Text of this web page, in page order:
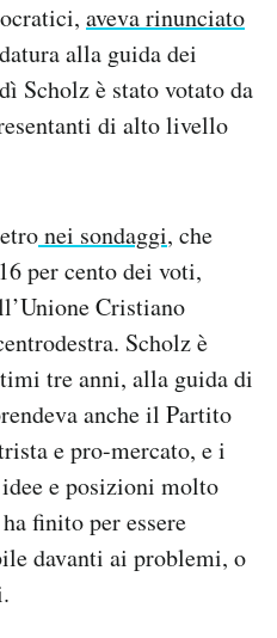
aveva rinunciato
alla guida dei
Scholz è stato votato da
di alto livello
nei sondaggi, che
per cento dei voti,
Cristiano
Scholz è
tre anni, alla guida di
anche il Partito
e pro-mercato, e i
e posizioni molto
finito per essere
davanti ai problemi, o